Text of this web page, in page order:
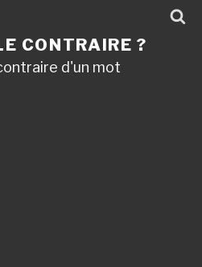
CONTRAIRE ?
d'un mot